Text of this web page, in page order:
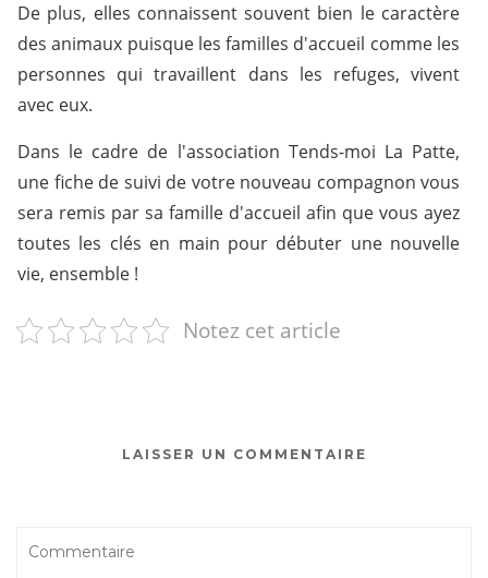
De plus, elles connaissent souvent bien le caractère
des animaux puisque les familles d'accueil comme les
personnes qui travaillent dans les refuges, vivent
avec eux.
Dans le cadre de l'association Tends-moi La Patte,
une fiche de suivi de votre nouveau compagnon vous
sera remis par sa famille d'accueil afin que vous ayez
toutes les clés en main pour débuter une nouvelle
vie, ensemble !
Notez cet article
LAISSER UN COMMENTAIRE